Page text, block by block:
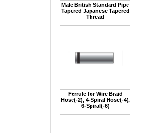
Male British Standard Pipe
Tapered Japanese Tapered
Thread
Ferrule for Wire Braid
Hose(-2), 4-Spiral Hose(-4),
6-Spiral(-6)